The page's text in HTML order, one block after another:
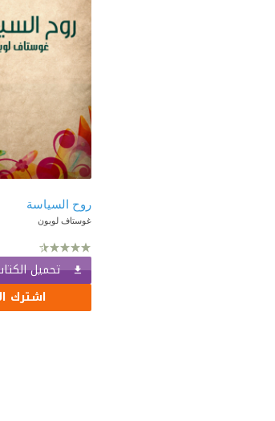
روح السياسة
غوستاف لوبون
تحميل
اشترك